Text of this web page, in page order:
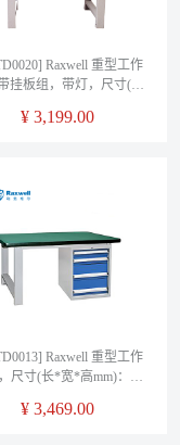
Raxwell 重型工作
挂板组，带灯，尺寸(长
面厚50mm)
¥3,199.00
Raxwell 重型工作
尺寸(长*宽*高mm)：
抽边柜
¥3,469.00